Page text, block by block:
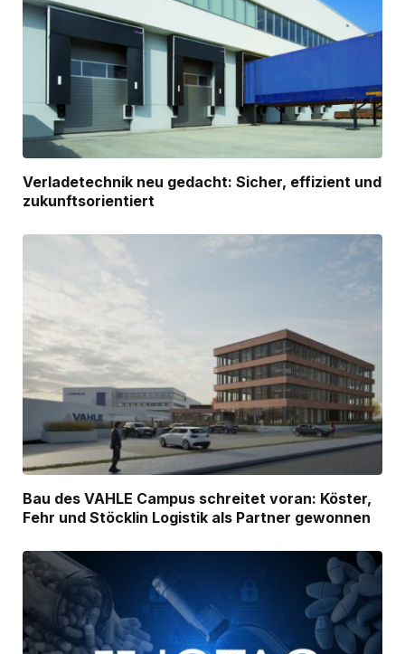
Verladetechnik neu gedacht: Sicher, effizient und
zukunftsorientiert
Bau des VAHLE Campus schreitet voran: Köster,
Fehr und Stöcklin Logistik als Partner gewonnen